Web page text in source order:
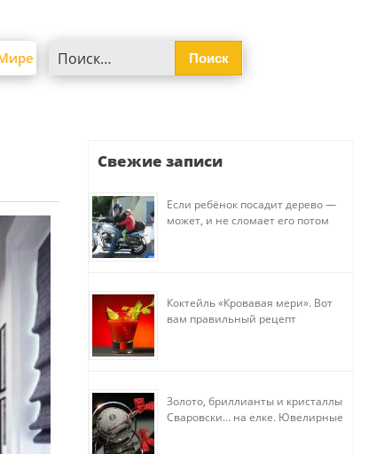
Свежие записи
Если ребёнок посадит дерево —
может, и не сломает его потом
Коктейль «Кровавая мери». Вот
вам правильный рецепт
Золото, бриллианты и кристаллы
Сваровски… на елке. Ювелирные